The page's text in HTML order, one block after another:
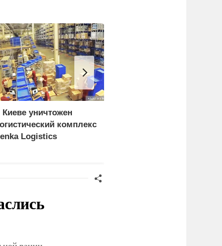
уничтожен
комплекс
Logistics